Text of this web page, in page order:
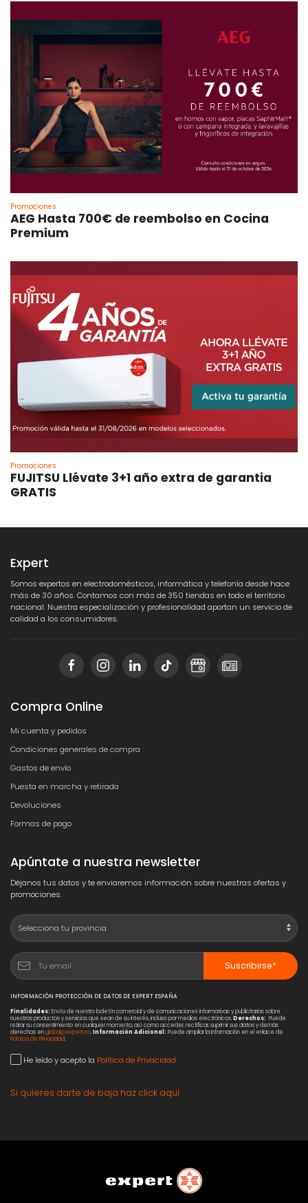
Promociones
AEG Hasta 700€ de reembolso en Cocina
Premium
Promociones
FUJITSU Llévate 3+1 año extra de garantia
GRATIS
Expert
Somos expertos en electrodomésticos, informática y telefonía desde hace
más de 30 años. Contamos con más de 350 tiendas en todo el territorio
nacional. Nuestra especialización y profesionalidad aportan un servicio de
calidad a los consumidores.
Compra Online
Mi cuenta y pedidos
Condiciones generales de compra
Gastos de envío
Puesta en marcha y retirada
Devoluciones
Formas de pago
Apúntate a nuestra newsletter
Déjanos tus datos y te enviaremos información sobre nuestras ofertas y
promociones.
Suscribirse*
INFORMACIÓN PROTECCIÓN DE DATOS DE EXPERT ESPAÑA
Finalidades: Envío de nuestro boletín comercial y de comunicaciones informativas y publicitarias sobre
nuestros productos y servicios que sean de su interés, incluso por medios electrónicos.Derechos: Puede
retirar su consentimiento en cualquier momento, así como acceder, rectificar, suprimir sus datos y demás
derechos englobal@expert.es.Información Adicional: Puede ampliar la información en el enlace de
Política de Privacidad.
He leído y acepto la Política de Privacidad
Si quieres darte de baja haz click aquí